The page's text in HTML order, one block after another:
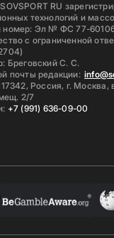
RU
технологий и
номер: Эл № ФС 77-60106
с ограниченной
Бреговский С. С.
почты редакции:
Россия, г.
2/7
+7 (991) 636-09-00